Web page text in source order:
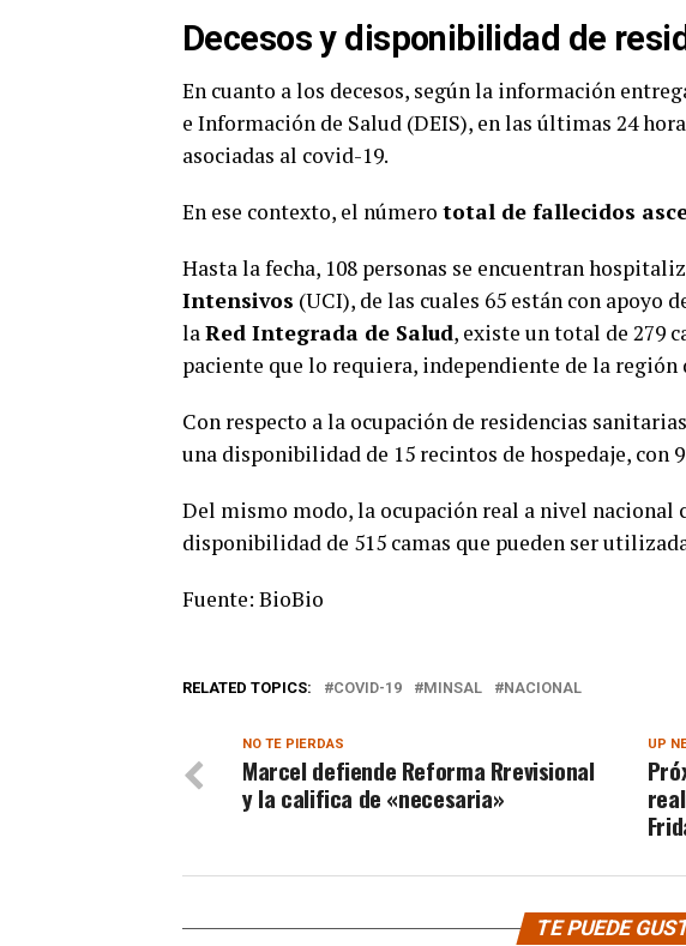
Decesos y disponibilidad de
En cuanto a los decesos, según la información
e Información de Salud (DEIS), en las últimas 24
asociadas al covid-19.
En ese contexto, el número total de fallecidos
Hasta la fecha, 108 personas se encuentran
Intensivos (UCI), de las cuales 65 están con apoyo
laRed Integrada de Salud, existe un total de 279
paciente que lo requiera, independiente de la región
Con respecto a la ocupación de residencias
una disponibilidad de 15 recintos de hospedaje, con
Del mismo modo, la ocupación real a nivel nacional
disponibilidad de 515 camas que pueden ser
Fuente: BioBio
RELATED TOPICS: COVID-19 MINSAL NACIONAL
UP
NO TE PIERDAS
Marcel defiende Reforma Rrevisional
y la califica de «necesaria»
TE PUEDE